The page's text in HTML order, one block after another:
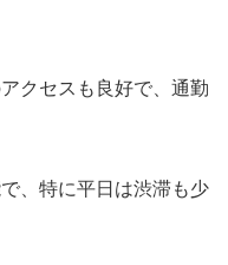
クセスも良好で、通勤
、特に平日は渋滞も少